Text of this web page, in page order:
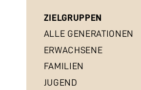
ZIELGRUPPEN
ALLE GENERATIONEN
ERWACHSENE
FAMILIEN
JUGEND